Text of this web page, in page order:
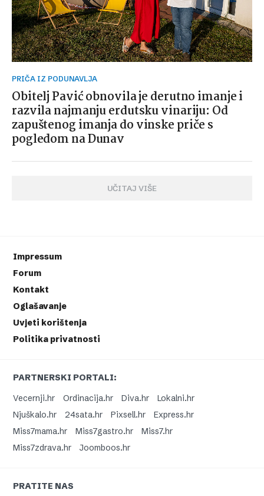
PRIČA IZ PODUNAVLJA
Obitelj Pavić obnovila je derutno imanje i
razvila najmanju erdutsku vinariju: Od
zapuštenog imanja do vinske priče s
pogledom na Dunav
UČITAJ VIŠE
Impressum
Forum
Kontakt
Oglašavanje
Uvjeti korištenja
Politika privatnosti
PARTNERSKI PORTALI:
Vecernji.hr
Ordinacija.hr Diva.hr
Lokalni.hr
Njuškalo.hr
24sata.hr Pixsell.hr
Express.hr
Miss7mama.hr
Miss7gastro.hr
Miss7.hr
Miss7zdrava.hr
Joomboos.hr
PRATITE NAS